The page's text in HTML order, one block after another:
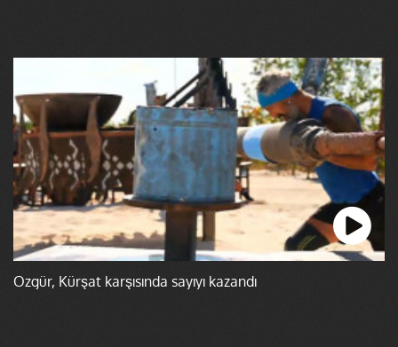
Özgür, Kürşat karşısında sayıyı kazandı